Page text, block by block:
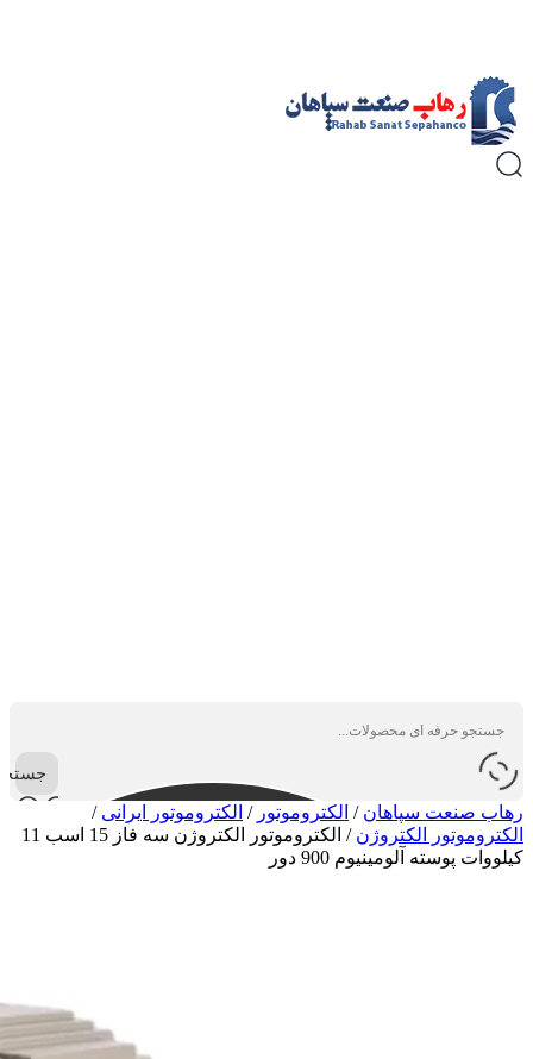
رهاب صنعت سپاهان / الکتروموتور / الکتروموتور ایرانی /
الکتروموتور الکتروژن /
الکتروموتور الکتروژن سه فاز 15 اسب 11
کیلووات پوسته آلومینیوم 900 دور